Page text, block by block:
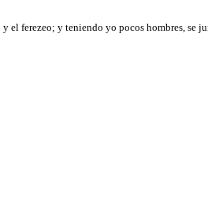
ferezeo; y teniendo yo pocos hombres, se